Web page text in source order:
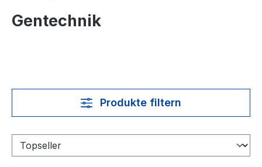
Gentechnik
Produkte filtern